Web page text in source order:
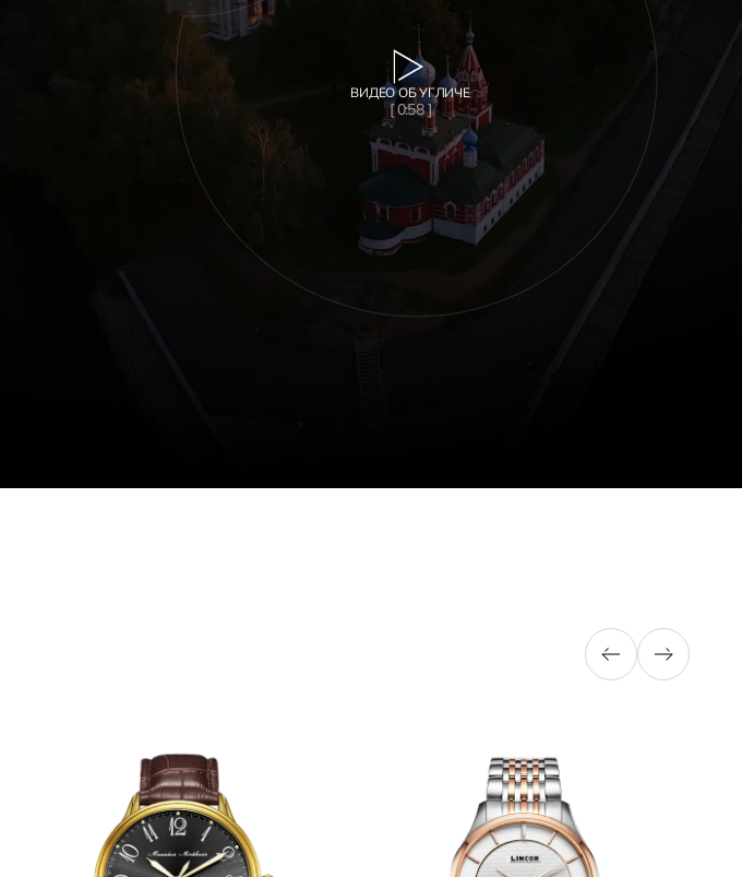
ВИДЕО ОБ УГЛИЧЕ
[ 0:58 ]